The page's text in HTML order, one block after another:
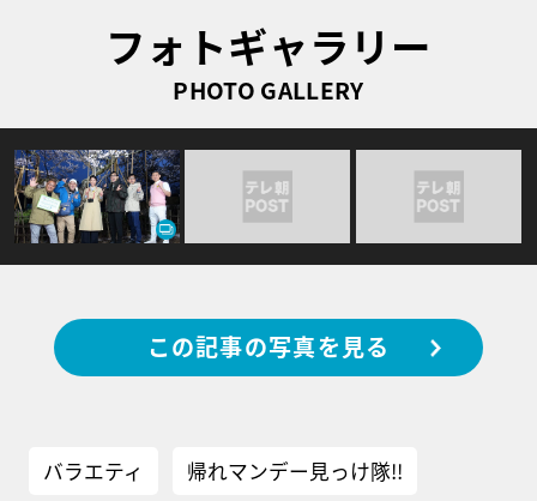
フォトギャラリー
PHOTO GALLERY
この記事の写真を見る
バラエティ 帰れマンデー見っけ隊!!